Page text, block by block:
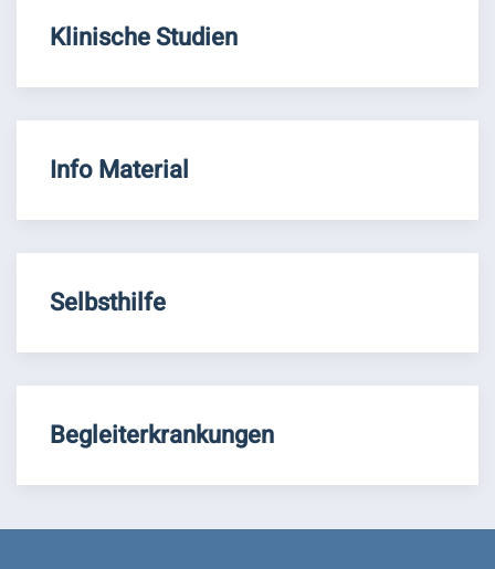
Klinische Studien
Info Material
Selbsthilfe
Begleiterkrankungen